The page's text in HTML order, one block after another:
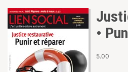
•
5.00